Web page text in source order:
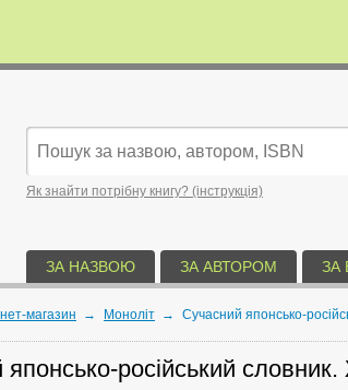
Як знайти потрібну книгу? (інструкція)
ЗА НАЗВОЮ ЗА АВТОРОМ ЗА
магазин → Моноліт → Сучасний японсько-
японсько-російський